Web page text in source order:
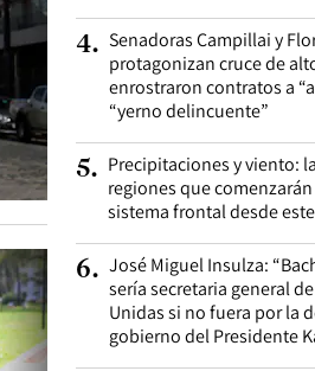
4. Senadoras Campillai y
protagonizan cruce de
enrostraron contratos a
“yerno delincuente”
5. Precipitaciones y viento:
regiones que
sistema frontal desde
6. José Miguel Insulza:
sería secretaria general
Unidas si no fuera por la
gobierno del Presidente